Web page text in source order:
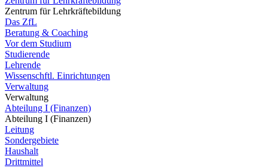
Zentrum für Lehrkräftebildung
Das ZfL
Beratung & Coaching
Vor dem Studium
Studierende
Lehrende
Wissenschftl. Einrichtungen
Verwaltung
Verwaltung
Abteilung I (Finanzen)
Abteilung I (Finanzen)
Leitung
Sondergebiete
Haushalt
Drittmittel